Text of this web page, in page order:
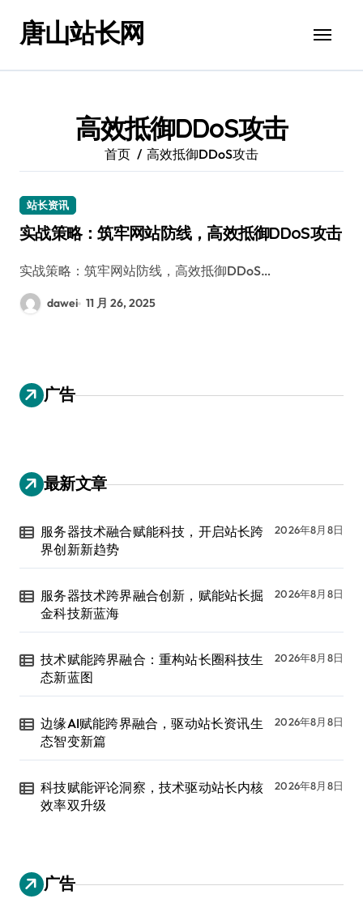
唐山站长网
高效抵御DDoS攻击
首页 高效抵御DDoS攻击
站长资讯
实战策略：筑牢网站防线，高效抵御DDoS攻击
实战策略：筑牢网站防线，高效抵御DDoS…
dawei 11 月 26, 2025
广告
最新文章
服务器技术融合赋能科技，开启站长跨
界创新新趋势
2026年8月8日
服务器技术跨界融合创新，赋能站长掘
金科技新蓝海
2026年8月8日
技术赋能跨界融合：重构站长圈科技生
态新蓝图
2026年8月8日
边缘AI赋能跨界融合，驱动站长资讯生
态智变新篇
2026年8月8日
科技赋能评论洞察，技术驱动站长内核
效率双升级
2026年8月8日
广告